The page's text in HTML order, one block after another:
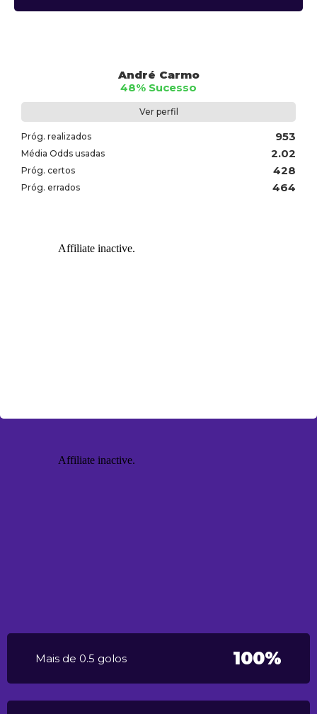
André Carmo
48% Sucesso
Ver perfil
Próg. realizados 953
Média Odds usadas 2.02
Próg. certos 428
Próg. errados 464
Mais de 0.5 golos 100%